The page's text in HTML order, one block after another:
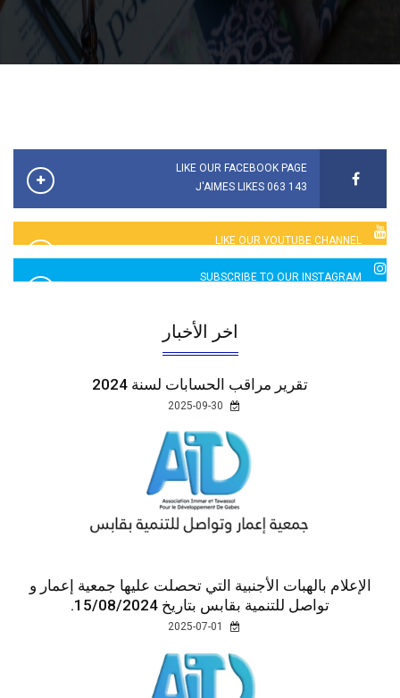
LIKE OUR FACEBOOK PAGE
143 063 J'AIMES LIKES
LIKE OUR YOUTUBE CHANNEL
2760 LIKES
SUBSCRIBE TO OUR INSTAGRAM
اخر الأخبار
تقرير مراقب الحسابات لسنة 2024
الإعلام بالهبات الأجنبية التي تحصلت عليها جمعية إعمار و
تواصل للتنمية بقابس بتاريخ 15/08/2024.